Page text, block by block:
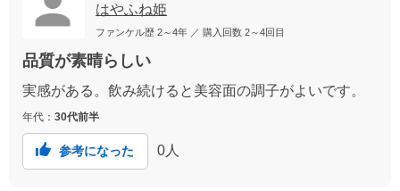
はやふね姫
ファンケル歴 2～4年 ／ 購入回数 2～4回目
品質が素晴らしい
実感がある。飲み続けると美容面の調子がよいです。
年代： 30代前半
参考になった 0人